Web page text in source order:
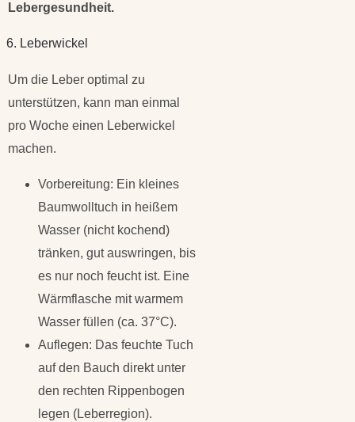
Lebergesundheit.
6. Leberwickel
Um die Leber optimal zu
unterstützen, kann man einmal
pro Woche einen Leberwickel
machen.
Vorbereitung: Ein kleines
Baumwolltuch in heißem
Wasser (nicht kochend)
tränken, gut auswringen, bis
es nur noch feucht ist. Eine
Wärmflasche mit warmem
Wasser füllen (ca. 37°C).
Auflegen: Das feuchte Tuch
auf den Bauch direkt unter
den rechten Rippenbogen
legen (Leberregion).